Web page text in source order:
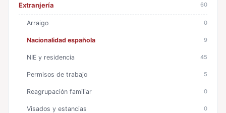
Extranjería 60
Arraigo 0
Nacionalidad española 9
NIE y residencia 45
Permisos de trabajo 5
Reagrupación familiar 0
Visados y estancias 0